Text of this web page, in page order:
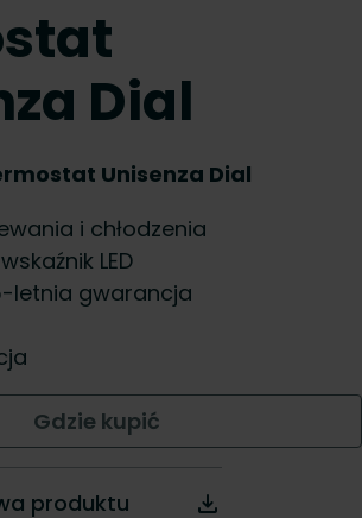
Dial
Unisenza Dial
i chłodzenia
LED
letnia gwarancja
Gdzie kupić
produktu